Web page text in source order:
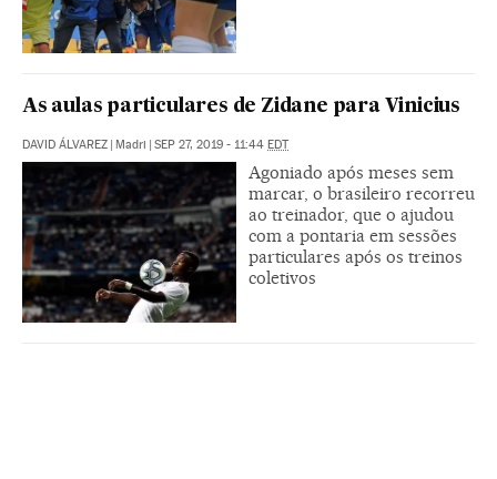
As aulas particulares de Zidane para Vinicius
DAVID ÁLVAREZ | Madri | SEP 27, 2019 - 11:44 EDT
Agoniado após meses sem
marcar, o brasileiro recorreu
ao treinador, que o ajudou
com a pontaria em sessões
particulares após os treinos
coletivos